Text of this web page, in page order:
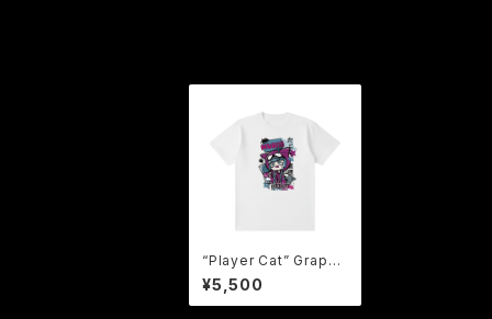
“Player Cat” Graphi
c Tee 【GAMEにゃん
子Tee】鬼危怪會 Tシ
ャツ
¥5,500